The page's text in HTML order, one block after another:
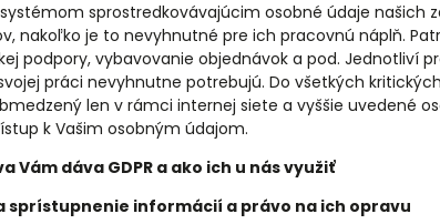
sprostredkovávajúcim osobné údaje
nakoľko je to nevyhnutné pre ich pracovnú náplň.
podpory, vybavovanie objednávok a pod.
práci nevyhnutne potrebujú. Do všetkých
len v rámci internej siete a vyššie uvedené
k Vašim osobným údajom.
Vám dáva GDPR a ako ich u nás využiť
sprístupnenie informácií a právo na ich opravu